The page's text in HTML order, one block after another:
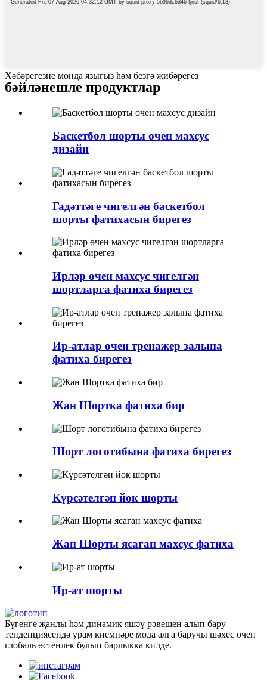
Хәбәрегезне монда языгыз һәм безгә җибәрегез
бәйләнешле продуктлар
Баскетбол шорты өчен махсус
дизайн
Гадәттәге чигелгән баскетбол
шорты фатихасын бирегез
Ирләр өчен махсус чигелгән
шортларга фатиха бирегез
Ир-атлар өчен тренажер залына
фатиха бирегез
Жан Шортка фатиха бир
Шорт логотибына фатиха бирегез
Күрсәтелгән йөк шорты
Жан Шорты ясаган махсус фатиха
Ир-ат шорты
Бүгенге җанлы һәм динамик яшәү рәвешен алып бару
тенденциясендә урам киемнәре мода алга баручы шәхес өчен
глобаль өстенлек булып барлыкка килде.